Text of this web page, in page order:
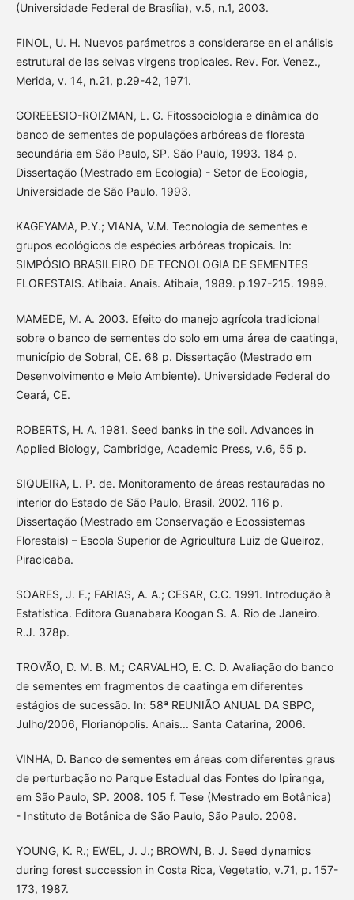
(Universidade Federal de Brasília), v.5, n.1, 2003.
FINOL, U. H. Nuevos parámetros a considerarse en el análisis
estrutural de las selvas virgens tropicales. Rev. For. Venez.,
Merida, v. 14, n.21, p.29-42, 1971.
GOREEESIO-ROIZMAN, L. G. Fitossociologia e dinâmica do
banco de sementes de populações arbóreas de floresta
secundária em São Paulo, SP. São Paulo, 1993. 184 p.
Dissertação (Mestrado em Ecologia) - Setor de Ecologia,
Universidade de São Paulo. 1993.
KAGEYAMA, P.Y.; VIANA, V.M. Tecnologia de sementes e
grupos ecológicos de espécies arbóreas tropicais. In:
SIMPÓSIO BRASILEIRO DE TECNOLOGIA DE SEMENTES
FLORESTAIS. Atibaia. Anais. Atibaia, 1989. p.197-215. 1989.
MAMEDE, M. A. 2003. Efeito do manejo agrícola tradicional
sobre o banco de sementes do solo em uma área de caatinga,
município de Sobral, CE. 68 p. Dissertação (Mestrado em
Desenvolvimento e Meio Ambiente). Universidade Federal do
Ceará, CE.
ROBERTS, H. A. 1981. Seed banks in the soil. Advances in
Applied Biology, Cambridge, Academic Press, v.6, 55 p.
SIQUEIRA, L. P. de. Monitoramento de áreas restauradas no
interior do Estado de São Paulo, Brasil. 2002. 116 p.
Dissertação (Mestrado em Conservação e Ecossistemas
Florestais) – Escola Superior de Agricultura Luiz de Queiroz,
Piracicaba.
SOARES, J. F.; FARIAS, A. A.; CESAR, C.C. 1991. Introdução à
Estatística. Editora Guanabara Koogan S. A. Rio de Janeiro.
R.J. 378p.
TROVÃO, D. M. B. M.; CARVALHO, E. C. D. Avaliação do banco
de sementes em fragmentos de caatinga em diferentes
estágios de sucessão. In: 58ª REUNIÃO ANUAL DA SBPC,
Julho/2006, Florianópolis. Anais... Santa Catarina, 2006.
VINHA, D. Banco de sementes em áreas com diferentes graus
de perturbação no Parque Estadual das Fontes do Ipiranga,
em São Paulo, SP. 2008. 105 f. Tese (Mestrado em Botânica)
- Instituto de Botânica de São Paulo, São Paulo. 2008.
YOUNG, K. R.; EWEL, J. J.; BROWN, B. J. Seed dynamics
during forest succession in Costa Rica, Vegetatio, v.71, p. 157-
173, 1987.